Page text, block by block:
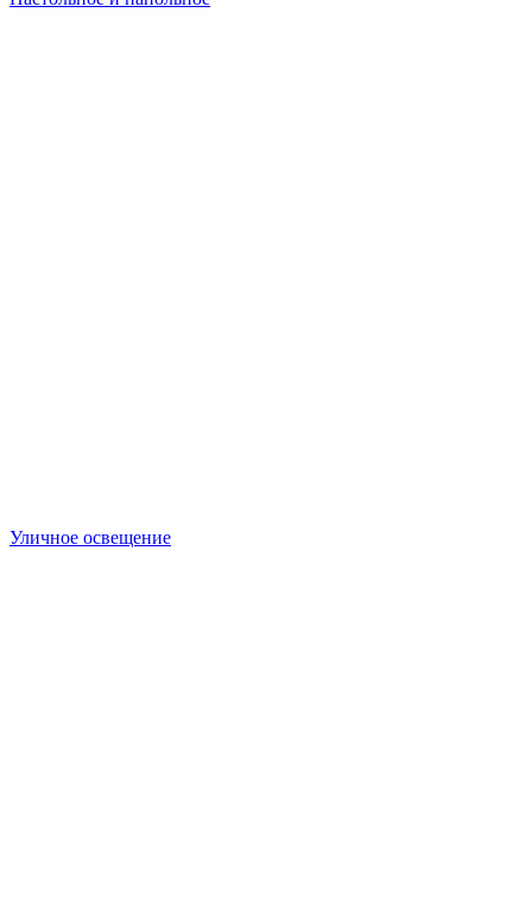
Уличное освещение